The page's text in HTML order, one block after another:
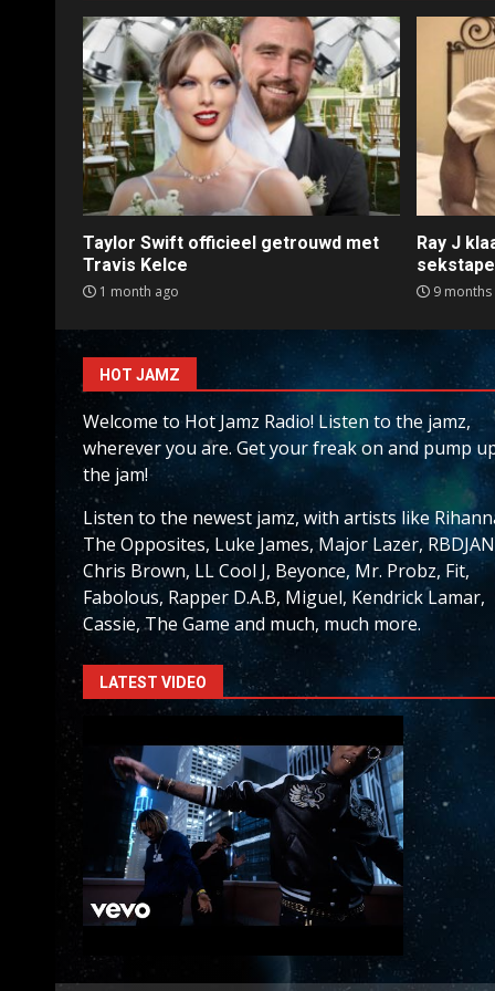
Taylor Swift officieel getrouwd met
Travis Kelce
1 month ago
Ray J
sekstape
9 months
HOT JAMZ
Welcome to Hot Jamz Radio! Listen to the jamz,
wherever you are. Get your freak on and pump
the jam!
Listen to the newest jamz, with artists like
The Opposites, Luke James, Major Lazer,
Chris Brown, LL Cool J, Beyonce, Mr. Probz, Fit,
Fabolous, Rapper D.A.B, Miguel, Kendrick Lamar,
Cassie, The Game and much, much more.
LATEST VIDEO